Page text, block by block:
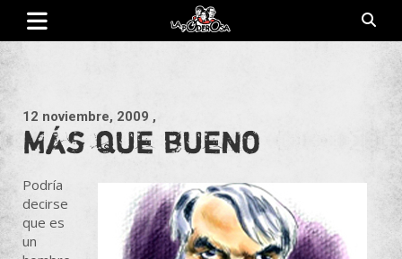
Saltar
contenido
12 noviembre, 2009 ,
Más que bueno
Podría
decirse
que es
un